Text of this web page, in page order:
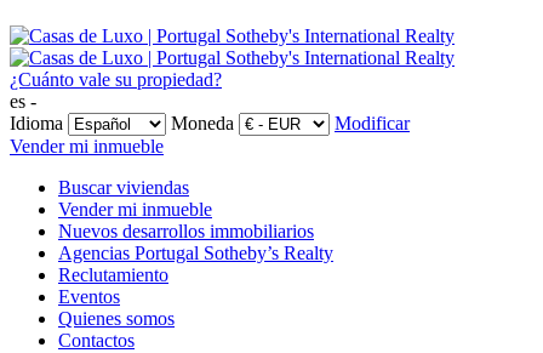
¿Cuánto vale su propiedad?
es -
Idioma
Moneda
Modificar
Vender mi inmueble
Buscar viviendas
Vender mi inmueble
Nuevos desarrollos immobiliarios
Agencias Portugal Sotheby’s Realty
Reclutamiento
Eventos
Quienes somos
Contactos